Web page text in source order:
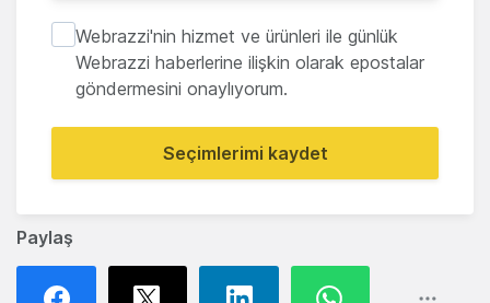
Paylaş
Webrazzi'nin hizmet ve ürünleri ile günlük
Webrazzi haberlerine ilişkin olarak epostalar
göndermesini onaylıyorum.
Seçimlerimi kaydet